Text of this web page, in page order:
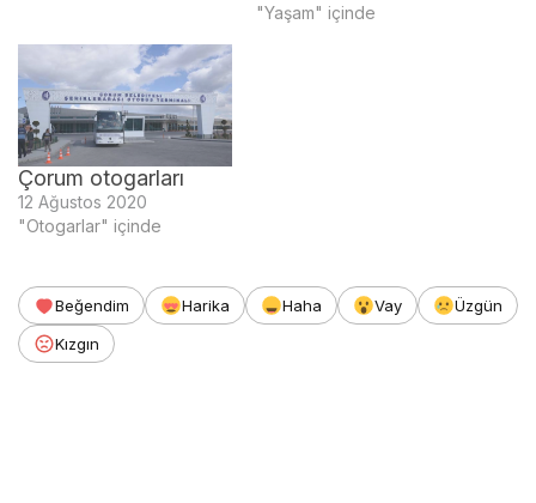
"Yaşam" içinde
Çorum otogarları
12 Ağustos 2020
"Otogarlar" içinde
Beğendim Harika Haha Vay
Üzgün
Kızgın